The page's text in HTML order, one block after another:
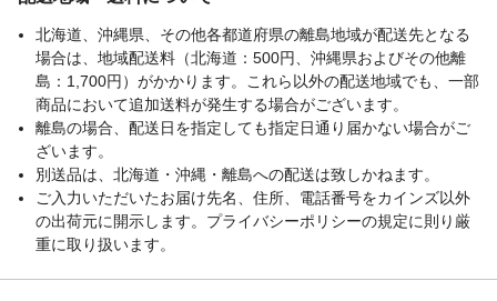
北海道、沖縄県、その他各都道府県の離島地域が配送先となる
場合は、地域配送料（北海道：500円、沖縄県およびその他離
島：1,700円）がかかります。これら以外の配送地域でも、一部
商品において追加送料が発生する場合がございます。
離島の場合、配送日を指定しても指定日通り届かない場合がご
ざいます。
別送品は、北海道・沖縄・離島への配送は致しかねます。
ご入力いただいたお届け先名、住所、電話番号をカインズ以外
の出荷元に開示します。プライバシーポリシーの規定に則り厳
重に取り扱います。